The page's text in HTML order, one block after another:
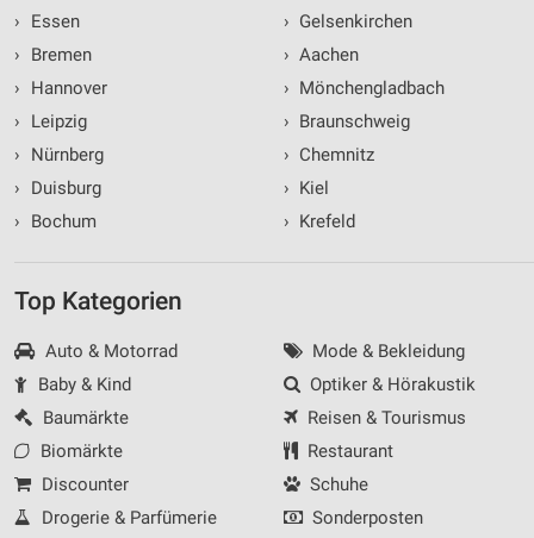
›
Essen
›
Bremen
›
Hannover
›
Leipzig
›
Nürnberg
›
Duisburg
›
Bochum
› Gelsenkirchen
› Aachen
› Mönchengladbach
› Braunschweig
› Chemnitz
› Kiel
› Krefeld
Top Kategorien
Auto & Motorrad
Baby & Kind
Baumärkte
Biomärkte
Discounter
Drogerie & Parfümerie
Mode & Bekleidung
Optiker & Hörakustik
Reisen & Tourismus
Restaurant
Schuhe
Sonderposten